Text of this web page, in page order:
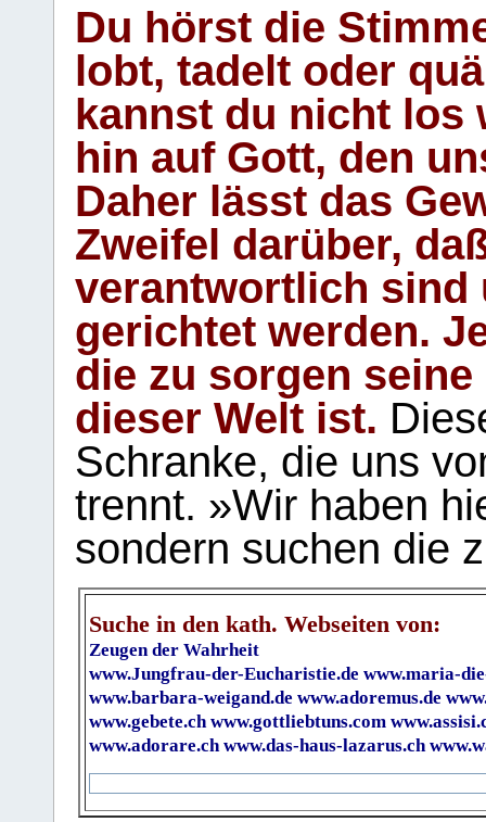
Du hörst die
lobt, tadelt oder
kannst du nicht los
hin auf Gott, den
Daher lässt das
Zweifel darüber,
verantwortlich sind
gerichtet werden.
die zu sorgen
dieser Welt ist.
Schranke, die uns
trennt. »Wir haben
sondern suchen die
Suche in den kath. Webseiten von:
Zeugen der Wahrheit
www.Jungfrau-der-Eucharistie.de www.maria-
www.barbara-weigand.de www.adoremus.de
www.gebete.ch www.gottliebtuns.com
www.adorare.ch www.das-haus-lazarus.ch